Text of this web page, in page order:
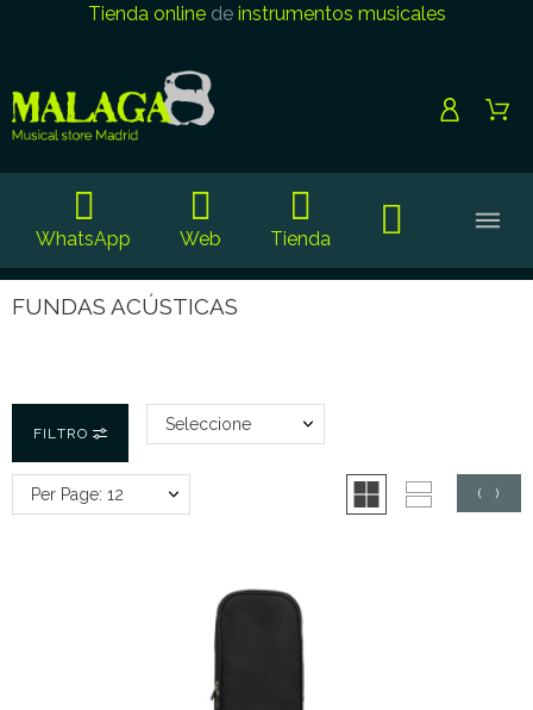
Tienda onlinede instrumentos musicales
WhatsApp Web Tienda
FUNDAS ACÚSTICAS
FILTRO Seleccione
( )
Per Page: 12